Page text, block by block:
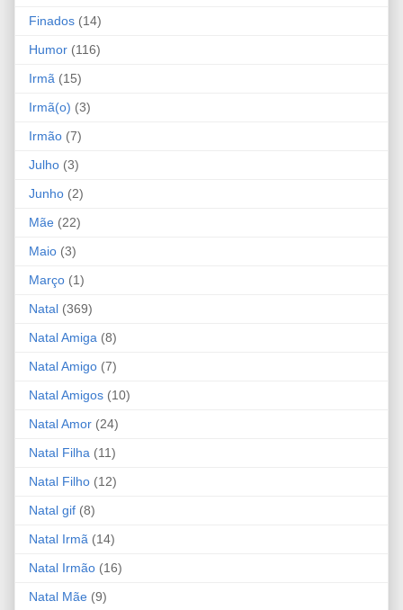
Finados (14)
Humor (116)
Irmã (15)
Irmã(o) (3)
Irmão (7)
Julho (3)
Junho (2)
Mãe (22)
Maio (3)
Março (1)
Natal (369)
Natal Amiga (8)
Natal Amigo (7)
Natal Amigos (10)
Natal Amor (24)
Natal Filha (11)
Natal Filho (12)
Natal gif (8)
Natal Irmã (14)
Natal Irmão (16)
Natal Mãe (9)